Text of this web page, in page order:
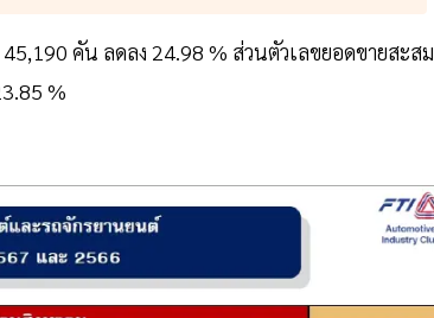
คัน ลดลง 24.98 % ส่วนตัวเลขยอดขายสะสม
%